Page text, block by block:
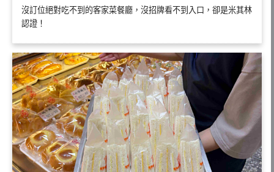
沒訂位絕對吃不到的客家菜餐廳，沒招牌看不到入口，卻是米其林
認證！